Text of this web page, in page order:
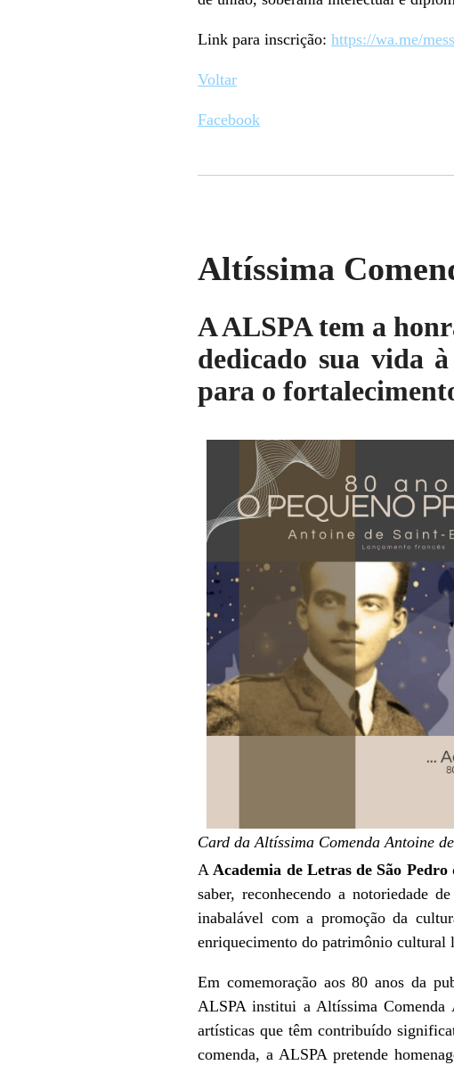
Link para inscrição: https://wa.me/
Voltar
Facebook
Altíssima
A ALSPA tem a
dedicado sua vida
para o
Card da Altíssima Comenda Antoine
AAcademia de Letras de São
saber, reconhecendo a notoriedade
inabalável com a promoção da
enriquecimento do patrimônio cultural
Em comemoração aos 80 anos da
ALSPA institui a Altíssima Comenda
artísticas que têm contribuído
comenda, a ALSPA pretende